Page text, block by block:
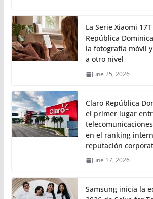
La Serie Xiaomi
República
la fotografía móvil
a otro nivel
June 25, 2026
Claro República
el primer lugar
en el ranking
reputación
June 17, 2026
Samsung inicia la